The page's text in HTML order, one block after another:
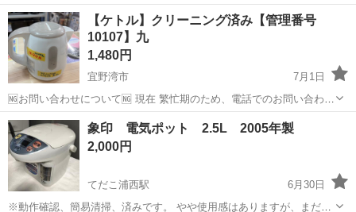
取りに来れる方が優先になります。🙏 お気軽にお問い合わせ下さい。
😌
沖縄 宜野湾市 てだこ浦西駅 キッチン家電 電気ケトル
【ケトル】クリーニング済み【管理番号
10107】九
1,480円
宜野湾市
7月1日
🆖お問い合わせについて🆖 現在 繁忙期のため、電話でのお問い合わせ
はお控えください。 ❌⚠お取り置き不可⚠❌ ご来店いただき、全額決
済していただいたお客様を優先としております。 お取り置き、保管は
対応ができません。 ...
沖縄 宜野湾市 キッチン家電
象印 電気ポット 2.5L 2005年製
2,000円
てだこ浦西駅
6月30日
※動作確認、簡易清掃、済みです。 やや使用感はありますが、まだま